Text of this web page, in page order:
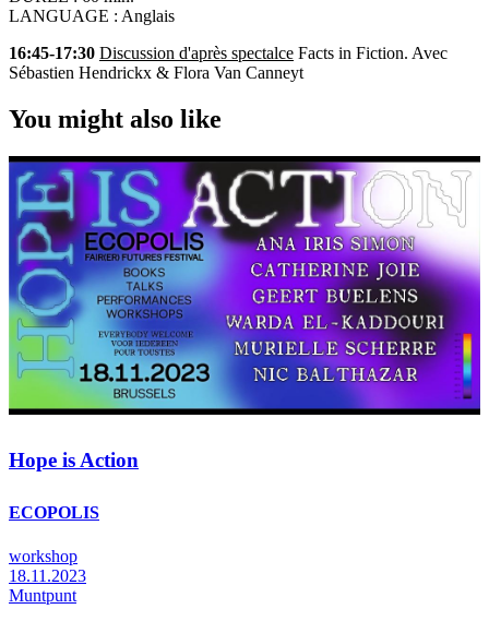
LANGUAGE : Anglais
16:45-17:30 Discussion d'après spectalce Facts in Fiction. Avec
Sébastien Hendrickx & Flora Van Canneyt
You might also like
Hope is Action
ECOPOLIS
workshop
18.11.2023
Muntpunt